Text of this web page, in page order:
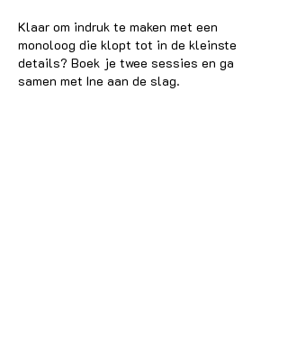
Klaar om indruk te maken met een
monoloog die klopt tot in de kleinste
details? Boek je twee sessies en ga
samen met Ine aan de slag.